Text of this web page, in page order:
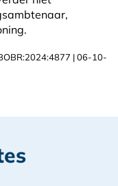
| 06-10-